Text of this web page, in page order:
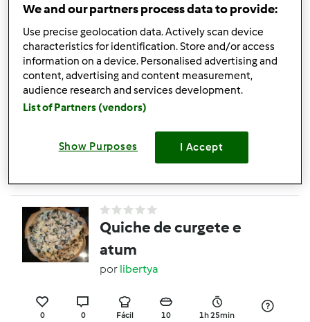
0 0 Fácil 6 59min
Mousse de maracujá
Quiche de curgete e
atum
por libertya
0 0 Fácil 10 1h 25min
We and our partners process data to provide:
Use precise geolocation data. Actively scan device
characteristics for identification. Store and/or access
information on a device. Personalised advertising and
content, advertising and content measurement,
audience research and services development.
List of Partners (vendors)
Show Purposes I Accept